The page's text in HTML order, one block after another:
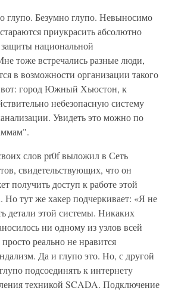
глупо. Безумно глупо. Невыносимо
приукрасить абсолютно
защиты национальной
тоже встречались разные люди,
в возможности организации такого
вот: город Южный Хьюстон, к
небезопасную систему
Увидеть это можно по
слов pr0f выложил в Сеть
свидетельствующих, что он
получить доступ к работе этой
тут же хакер подчеркивает: «Я не
детали этой системы. Никаких
ни одному из узлов всей
реально не нравится
Да и глупо это. Но, с другой
подсоединять к интернету
техникой SCADA. Подключение